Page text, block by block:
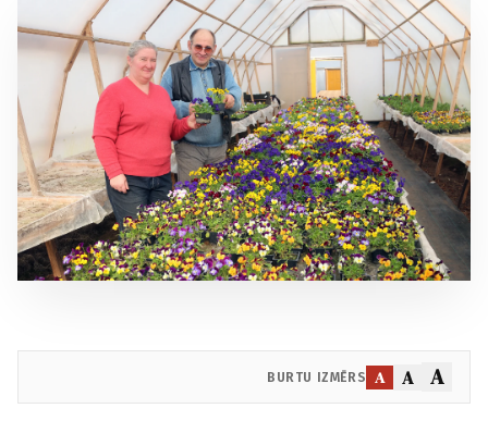
BURTU IZMĒRS A A A